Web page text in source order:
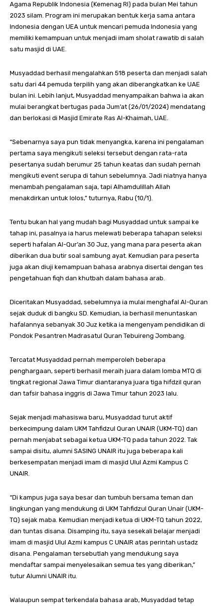
Agama Republik Indonesia (Kemenag RI) pada bulan Mei tahun
2023 silam. Program ini merupakan bentuk kerja sama antara
Indonesia dengan UEA untuk mencari pemuda Indonesia yang
memiliki kemampuan untuk menjadi imam sholat rawatib di salah
satu masjid di UAE.
Musyaddad berhasil mengalahkan 518 peserta dan menjadi salah
satu dari 44 pemuda terpilih yang akan diberangkatkan ke UAE
bulan ini. Lebih lanjut, Musyaddad menyampaikan bahwa ia akan
mulai berangkat bertugas pada Jum’at (26/01/2024) mendatang
dan berlokasi di Masjid Emirate Ras Al-Khaimah, UAE.
“Sebenarnya saya pun tidak menyangka, karena ini pengalaman
pertama saya mengikuti seleksi tersebut dengan rata-rata
pesertanya sudah berumur 25 tahun keatas dan sudah pernah
mengikuti event serupa di tahun sebelumnya. Jadi niatnya hanya
menambah pengalaman saja, tapi Alhamdulillah Allah
menakdirkan untuk lolos,” tuturnya, Rabu (10/1).
Tentu bukan hal yang mudah bagi Musyaddad untuk sampai ke
tahap ini, pasalnya ia harus melewati beberapa tahapan seleksi
seperti hafalan Al-Qur’an 30 Juz, yang mana para peserta akan
diberikan dua butir soal sambung ayat. Kemudian para peserta
juga akan diuji kemampuan bahasa arabnya disertai dengan tes
pengetahuan fiqh dan khutbah dalam bahasa arab.
Diceritakan Musyaddad, sebelumnya ia mulai menghafal Al-Quran
sejak duduk di bangku SD. Kemudian, ia berhasil menuntaskan
hafalannya sebanyak 30 Juz ketika ia mengenyam pendidikan di
Pondok Pesantren Madrasatul Quran Tebuireng Jombang.
Tercatat Musyaddad pernah memperoleh beberapa
penghargaan, seperti berhasil meraih juara dalam lomba MTQ di
tingkat regional Jawa Timur diantaranya juara tiga hifdzil quran
dan tafsir bahasa inggris di Jawa Timur tahun 2023 lalu.
Sejak menjadi mahasiswa baru, Musyaddad turut aktif
berkecimpung dalam UKM Tahfidzul Quran UNAIR (UKM-TQ) dan
pernah menjabat sebagai ketua UKM-TQ pada tahun 2022. Tak
sampai disitu, alumni SASING UNAIR itu juga beberapa kali
berkesempatan menjadi imam di masjid Ulul Azmi Kampus C
UNAIR.
“Di kampus juga saya besar dan tumbuh bersama teman dan
lingkungan yang mendukung di UKM Tahfidzul Quran Unair (UKM-
TQ) sejak maba. Kemudian menjadi ketua di UKM-TQ tahun 2022,
dan tuntas disana. Disamping itu, saya sesekali belajar menjadi
imam di masjid Ulul Azmi kampus C UNAIR atas perintah ustadz
disana. Pengalaman tersebutlah yang mendukung saya
mendaftar sampai menyelesaikan semua tes yang diberikan,”
tutur Alumni UNAIR itu.
Walaupun sempat terkendala bahasa arab, Musyaddad tetap